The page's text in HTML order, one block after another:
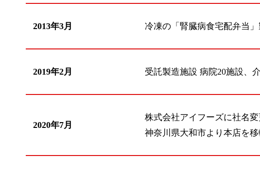
2013年3月 冷凍の「腎臓病食宅配弁当
2019年2月 受託製造施設 病院20施設、
2020年7月
株式会社アイフーズに社名変
神奈川県大和市より本店を